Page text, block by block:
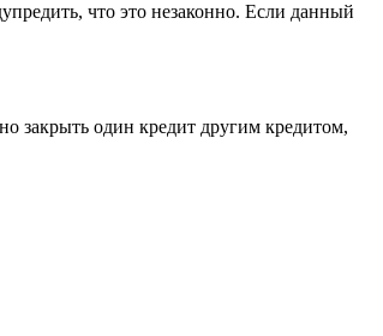
что это незаконно. Если данный
закрыть один кредит другим кредитом,